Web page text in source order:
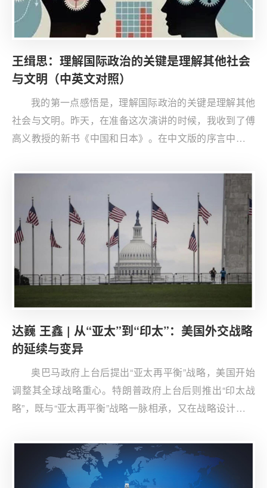
王缉思：理解国际政治的关键是理解其他社会
与文明（中英文对照）
我的第一点感悟是，理解国际政治的关键是理解其他
社会与文明。昨天，在准备这次演讲的时候，我收到了傅
高义教授的新书《中国和日本》。在中文版的序言中，傅
理解我们社会的最佳方式是走出国门感受文化差异。傅高
义的教授告诉他，要想大体了解一种不同的文化，就必须
真正走近一些被那种文化滋养的人，并试着透过他们的眼
睛看世界。
达巍 王鑫 | 从“亚太”到“印太”：美国外交战略
的延续与变异
奥巴马政府上台后提出“亚太再平衡”战略，美国开始
调整其全球战略重心。特朗普政府上台后则推出“印太战
略”，既与“亚太再平衡”战略一脉相承，又在战略设计、战
太或印太地区作为其全球战略重心的态势没有改变，但其
地区战略始终具有一个深刻的内在矛盾，即美国区域战略
与美国对华战略之间的矛盾，而中国与周边国家关系则是